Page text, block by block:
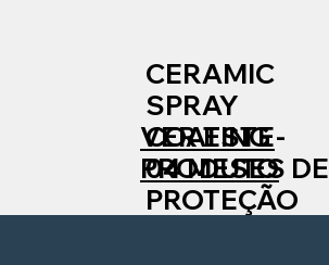
CERAMIC
SPRAY
COATING -
04 MESES DE
PROTEÇÃO
VER ESTE
PRODUTO